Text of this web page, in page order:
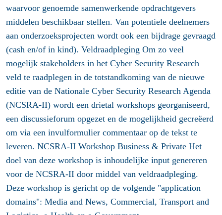
waarvoor genoemde samenwerkende opdrachtgevers
middelen beschikbaar stellen. Van potentiele deelnemers
aan onderzoeksprojecten wordt ook een bijdrage gevraagd
(cash en/of in kind). Veldraadpleging Om zo veel
mogelijk stakeholders in het Cyber Security Research
veld te raadplegen in de totstandkoming van de nieuwe
editie van de Nationale Cyber Security Research Agenda
(NCSRA-II) wordt een drietal workshops georganiseerd,
een discussieforum opgezet en de mogelijkheid gecreëerd
om via een invulformulier commentaar op de tekst te
leveren. NCSRA-II Workshop Business & Private Het
doel van deze workshop is inhoudelijke input genereren
voor de NCSRA-II door middel van veldraadpleging.
Deze workshop is gericht op de volgende "application
domains": Media and News, Commercial, Transport and